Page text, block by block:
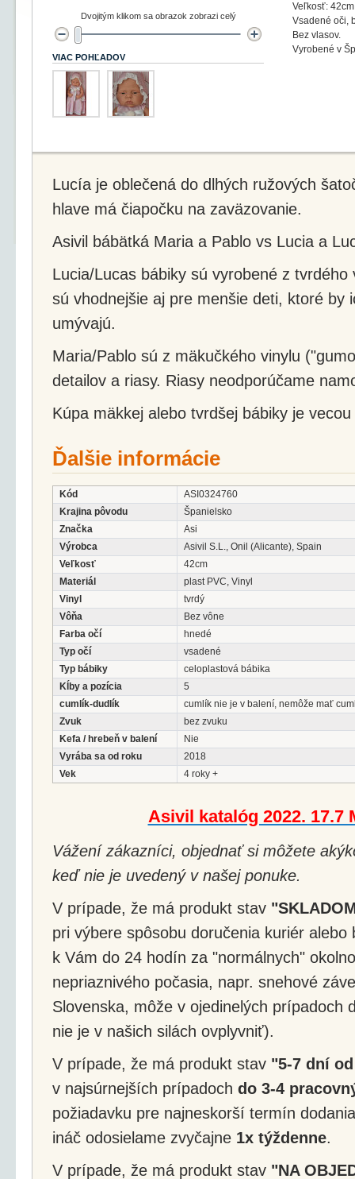
Veľkosť: 42cm
Vsadené oči,
Bez vlasov.
Vyrobené v
Dvojitým klikom sa obrazok zobrazi celý
VIAC POHĽADOV
Lucía je oblečená do dlhých ružových
hlave má čiapočku na zaväzovanie.
Asivil bábätká Maria a Pablo vs Lucia a
Lucia/Lucas bábiky sú vyrobené z
sú vhodnejšie aj pre menšie deti, ktoré by
umývajú.
Maria/Pablo sú z mäkučkého vinylu
detailov a riasy. Riasy neodporúčame
Kúpa mäkkej alebo tvrdšej bábiky je
Ďalšie informácie
Kód
ASI0324760
Krajina pôvodu
Španielsko
Značka
Asi
Výrobca
Asivil S.L., Onil (Alicante), Spain
Veľkosť
42cm
Materiál
plast PVC, Vinyl
Vinyl
tvrdý
Vôňa
Bez vône
Farba očí
hnedé
Typ očí
vsadené
Typ bábiky
celoplastová bábika
Kĺby a pozícia
5
cumlík-dudlík
cumlík nie je v balení, nemôže mať
Zvuk
bez zvuku
Kefa / hrebeň v balení
Nie
Vyrába sa od roku
2018
Vek
4 roky +
Asivil katalóg 2022. 17.7
Vážení zákazníci, objednať si môžete
keď nie je uvedený v našej ponuke.
V prípade, že má produkt stav
pri výbere spôsobu doručenia kuriér
k Vám do 24 hodín za "normálnych"
nepriaznivého počasia, napr. snehové
Slovenska, môže v ojedinelých prípadoch
nie je v našich silách ovplyvniť).
V prípade, že má produkt stav "5-7 dní
v najsúrnejších prípadoch do 3-4
požiadavku pre najneskorší termín
ináč odosielame zvyčajne 1x týždenne.
V prípade, že má produkt stav "NA